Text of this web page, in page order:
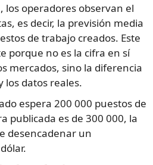
los operadores observan el
es decir, la previsión media
de trabajo creados. Este
porque no es la cifra en sí
mercados, sino la diferencia
los datos reales.
espera 200 000 puestos de
publicada es de 300 000, la
desencadenar un